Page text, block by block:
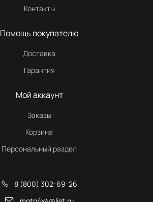
Контакты
Помощь покупателю
Доставка
Гарантия
Мой аккаунт
Заказы
Корзина
Персональный раздел
8 (800) 302-69-26